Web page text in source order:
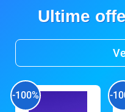
Ultime
-100% -